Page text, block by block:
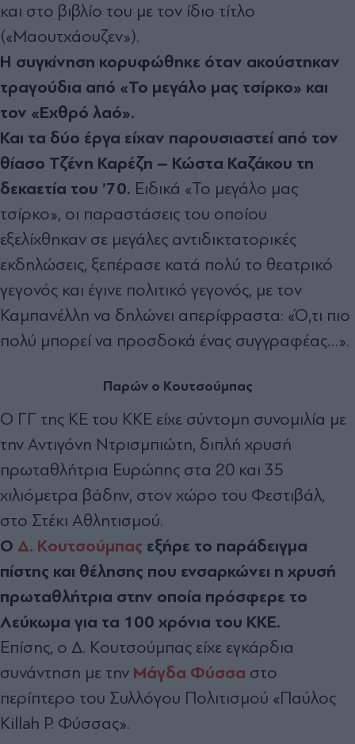
και στο βιβλίο του με τον ίδιο τίτλο
(«Μαουτχάουζεν»).
Η συγκίνηση κορυφώθηκε όταν ακούστηκαν
τραγούδια από «Το μεγάλο μας τσίρκο» και
τον «Εχθρό λαό».
Και τα δύο έργα είχαν παρουσιαστεί από τον
θίασο Τζένη Καρέζη – Κώστα Καζάκου τη
δεκαετία του ’70. Ειδικά «Το μεγάλο μας
τσίρκο», οι παραστάσεις του οποίου
εξελίχθηκαν σε μεγάλες αντιδικτατορικές
εκδηλώσεις, ξεπέρασε κατά πολύ το θεατρικό
γεγονός και έγινε πολιτικό γεγονός, με τον
Καμπανέλλη να δηλώνει απερίφραστα: «Ό,τι πιο
πολύ μπορεί να προσδοκά ένας συγγραφέας…».
Παρών ο Κουτσούμπας
Ο ΓΓ της ΚΕ του ΚΚΕ είχε σύντομη συνομιλία με
την Αντιγόνη Ντρισμπιώτη, διπλή χρυσή
πρωταθλήτρια Ευρώπης στα 20 και 35
χιλιόμετρα βάδην, στον χώρο του Φεστιβάλ,
στο Στέκι Αθλητισμού.
Ο Δ. Κουτσούμπας εξήρε το παράδειγμα
πίστης και θέλησης που ενσαρκώνει η χρυσή
πρωταθλήτρια στην οποία πρόσφερε το
Λεύκωμα για τα 100 χρόνια του ΚΚΕ.
Επίσης, ο Δ. Κουτσούμπας είχε εγκάρδια
συνάντηση με την Μάγδα Φύσσα στο
περίπτερο του Συλλόγου Πολιτισμού «Παύλος
Κillah P. Φύσσας».